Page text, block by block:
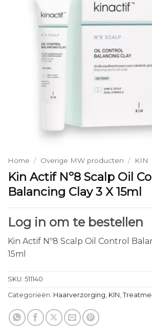
Home / Overige MW producten / KIN
Kin Actif Nº8 Scalp Oil
Balancing Clay 3 X 15ml
Log in om te bestellen
Kin Actif Nº8 Scalp Oil Control
15ml
SKU: 511140
Categorieën: Haarverzorging KIN